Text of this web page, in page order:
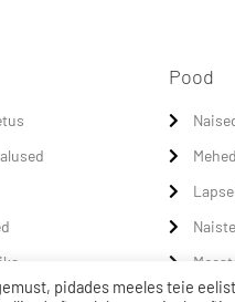
Pood
Mehed
pidades meeles teie